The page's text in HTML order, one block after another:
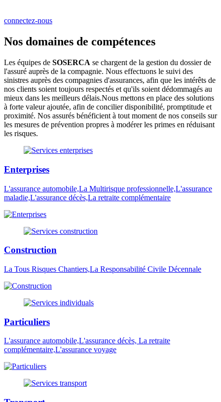
connectez-nous
Nos domaines de compétences
Les équipes de SOSERCA se chargent de la gestion du dossier de
l'assuré auprès de la compagnie. Nous effectuons le suivi des
sinistres auprès des compagnies d'assurances, afin que les intérêts de
nos clients soient toujours respectés et qu'ils soient dédommagés au
mieux dans les meilleurs délais.Nous mettons en place des solutions
à forte valeur ajoutée, afin de concilier disponibilité, promptitude et
proximité. Nos assurés bénéficient à tout moment de nos conseils sur
les mesures de prévention propres à modérer les primes en réduisant
les risques.
Enterprises
L'assurance automobile,La Multirisque professionnelle,L'assurance
maladie,L'assurance décès,La retraite complémentaire
Construction
La Tous Risques Chantiers,La Responsabilité Civile Décennale
Particuliers
L'assurance automobile,L'assurance décès, La retraite
complémentaire,L'assurance voyage